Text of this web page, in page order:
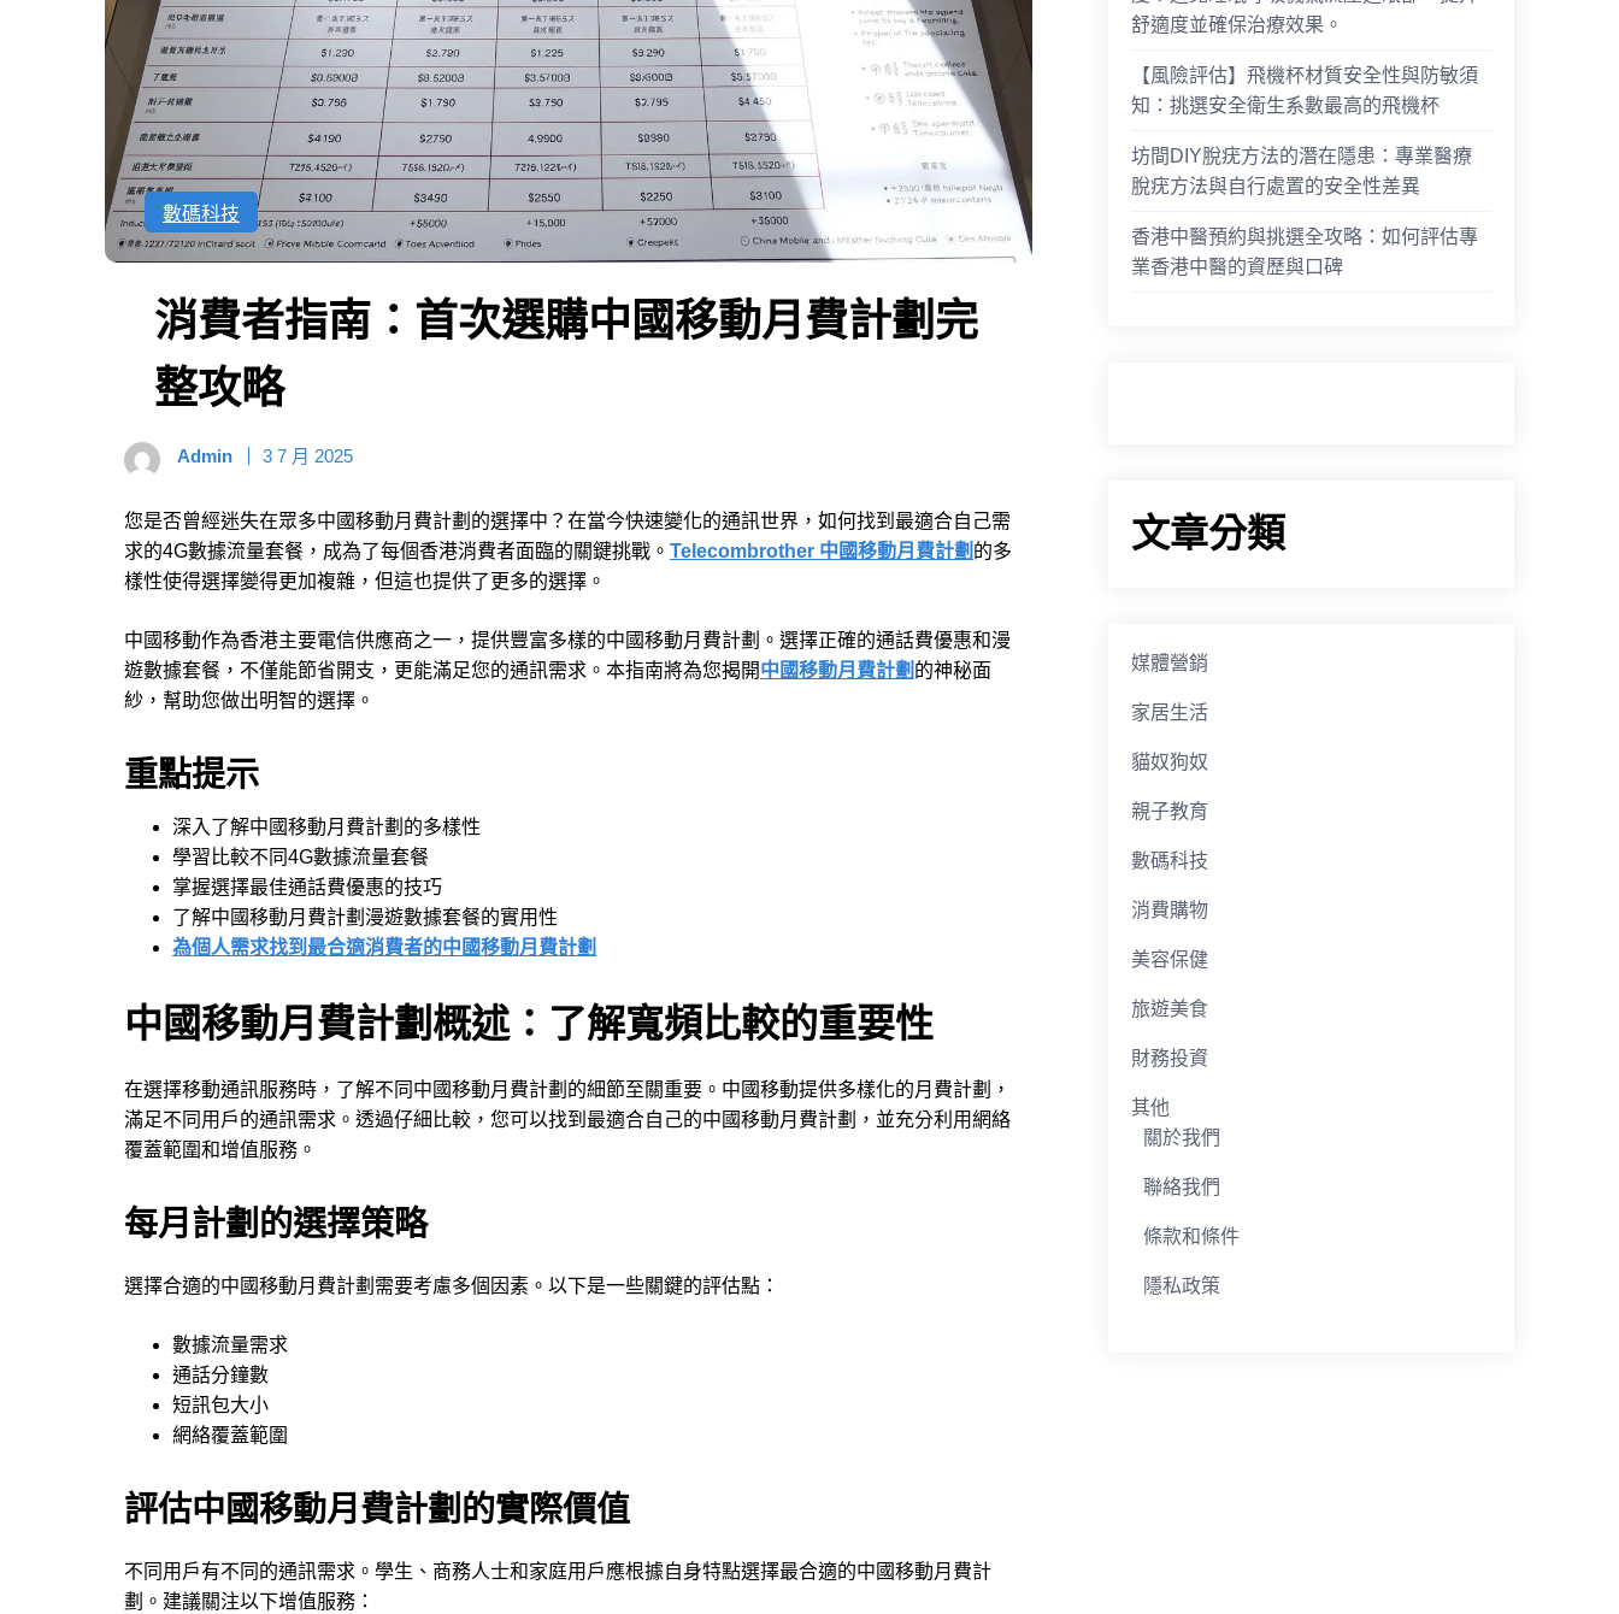
數碼科技
消費者指南：首次選購中國移動月費計劃完
整攻略
Admin 3 7 月 2025
您是否曾經迷失在眾多中國移動月費計劃的選擇中？在當今快速變化的通訊世界，如何找到最適合自己需
求的4G數據流量套餐，成為了每個香港消費者面臨的關鍵挑戰。 Telecombrother 中國移動月費計劃 的多
樣性使得選擇變得更加複雜，但這也提供了更多的選擇。
中國移動作為香港主要電信供應商之一，提供豐富多樣的中國移動月費計劃。選擇正確的通話費優惠和漫
遊數據套餐，不僅能節省開支，更能滿足您的通訊需求。本指南將為您揭開中國移動月費計劃 的神秘面
紗，幫助您做出明智的選擇。
重點提示
深入了解中國移動月費計劃的多樣性
學習比較不同4G數據流量套餐
掌握選擇最佳通話費優惠的技巧
了解中國移動月費計劃漫遊數據套餐的實用性
為個人需求找到最合適消費者的中國移動月費計劃
中國移動月費計劃概述：了解寬頻比較的重要性
在選擇移動通訊服務時，了解不同中國移動月費計劃的細節至關重要。中國移動提供多樣化的月費計劃，
滿足不同用戶的通訊需求。透過仔細比較，您可以找到最適合自己的中國移動月費計劃，並充分利用網絡
覆蓋範圍和增值服務。
每月計劃的選擇策略
選擇合適的中國移動月費計劃需要考慮多個因素。以下是一些關鍵的評估點：
數據流量需求
通話分鐘數
短訊包大小
網絡覆蓋範圍
評估中國移動月費計劃的實際價值
不同用戶有不同的通訊需求。學生、商務人士和家庭用戶應根據自身特點選擇最合適的中國移動月費計
劃。建議關注以下增值服務：
舒適度並確保治療效果。
【風險評估】飛機杯材質安全性與防敏須
知：挑選安全衛生系數最高的飛機杯
坊間DIY脫疣方法的潛在隱患：專業醫療
脫疣方法與自行處置的安全性差異
香港中醫預約與挑選全攻略：如何評估專
業香港中醫的資歷與口碑
文章分類
媒體營銷
家居生活
貓奴狗奴
親子教育
數碼科技
消費購物
美容保健
旅遊美食
財務投資
其他
關於我們
聯絡我們
條款和條件
隱私政策